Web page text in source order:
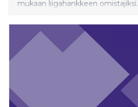
mukaan liigahankkeen omistajiksi.